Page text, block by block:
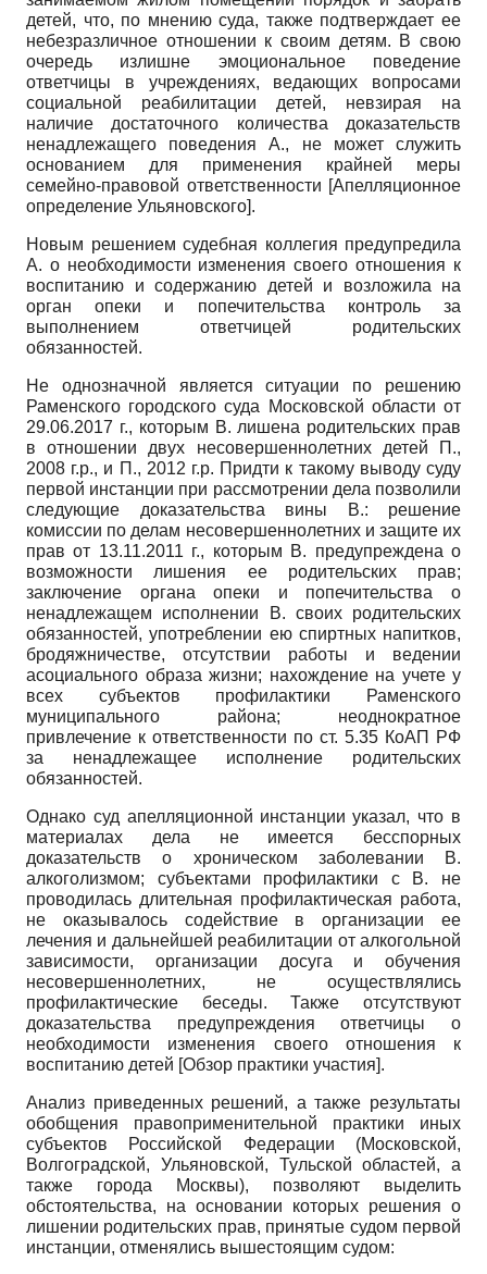
детей, что, по мнению суда, также подтверждает ее
небезразличное отношении к своим детям. В свою
очередь излишне эмоциональное поведение
ответчицы в учреждениях, ведающих вопросами
социальной реабилитации детей, невзирая на
наличие достаточного количества доказательств
ненадлежащего поведения А., не может служить
основанием для применения крайней меры
семейно-правовой ответственности [Апелляционное
определение Ульяновского].
Новым решением судебная коллегия предупредила
А. о необходимости изменения своего отношения к
воспитанию и содержанию детей и возложила на
орган опеки и попечительства контроль за
выполнением ответчицей родительских
обязанностей.
Не однозначной является ситуации по решению
Раменского городского суда Московской области от
29.06.2017 г., которым В. лишена родительских прав
в отношении двух несовершеннолетних детей П.,
2008 г.р., и П., 2012 г.р. Придти к такому выводу суду
первой инстанции при рассмотрении дела позволили
следующие доказательства вины В.: решение
комиссии по делам несовершеннолетних и защите их
прав от 13.11.2011 г., которым В. предупреждена о
возможности лишения ее родительских прав;
заключение органа опеки и попечительства о
ненадлежащем исполнении В. своих родительских
обязанностей, употреблении ею спиртных напитков,
бродяжничестве, отсутствии работы и ведении
асоциального образа жизни; нахождение на учете у
всех субъектов профилактики Раменского
муниципального района; неоднократное
привлечение к ответственности по ст. 5.35 КоАП РФ
за ненадлежащее исполнение родительских
обязанностей.
Однако суд апелляционной инстанции указал, что в
материалах дела не имеется бесспорных
доказательств о хроническом заболевании В.
алкоголизмом; субъектами профилактики с В. не
проводилась длительная профилактическая работа,
не оказывалось содействие в организации ее
лечения и дальнейшей реабилитации от алкогольной
зависимости, организации досуга и обучения
несовершеннолетних, не осуществлялись
профилактические беседы. Также отсутствуют
доказательства предупреждения ответчицы о
необходимости изменения своего отношения к
воспитанию детей [Обзор практики участия].
Анализ приведенных решений, а также результаты
обобщения правоприменительной практики иных
субъектов Российской Федерации (Московской,
Волгоградской, Ульяновской, Тульской областей, а
также города Москвы), позволяют выделить
обстоятельства, на основании которых решения о
лишении родительских прав, принятые судом первой
инстанции, отменялись вышестоящим судом: